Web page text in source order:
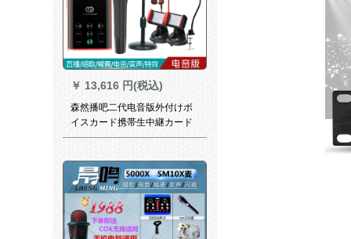
￥ 13,616 円(税込)
森然播吧二代电音版外付けボ
イスカード携帯生中継カード
セットキャスター录音マイク
れ生放送コールデバイスセッ
ト播送バーII电音版+SR-7 Vセ
ット